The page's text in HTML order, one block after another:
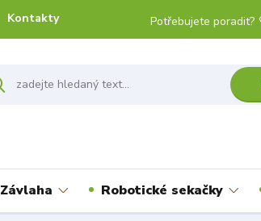
Kontakty Potřebujete poradit?
Závlaha Robotické sekačky